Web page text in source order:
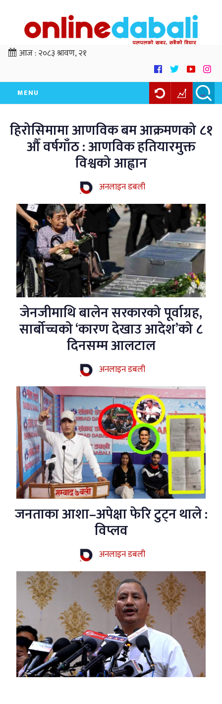
आज :२०८३ श्रावण, २१
MENU
हिरोसिमामा आणविक बम आक्रमणको ८१
औँ वर्षगाँठ : आणविक हतियारमुक्त
विश्वको आह्वान
अनलाइन डबली
जेनजीमाथि बालेन सरकारको पूर्वाग्रह,
सार्बोच्चको ‘कारण देखाउ आदेश’को ८
दिनसम्म आलटाल
अनलाइन डबली
जनताका आशा–अपेक्षा फेरि टुट्न थाले :
विप्लव
अनलाइन डबली